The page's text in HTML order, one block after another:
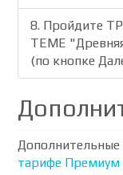
8. Пройдите
ТЕМЕ "Древняя
(по кнопке
Дополнительные
тарифе Премиум